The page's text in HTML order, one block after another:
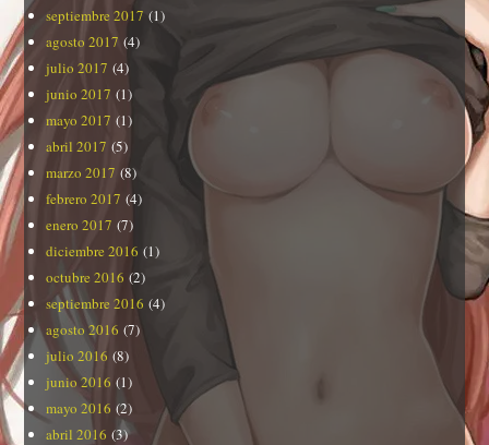
septiembre 2017 (1)
agosto 2017 (4)
julio 2017 (4)
junio 2017 (1)
mayo 2017 (1)
abril 2017 (5)
marzo 2017 (8)
febrero 2017 (4)
enero 2017 (7)
diciembre 2016 (1)
octubre 2016 (2)
septiembre 2016 (4)
agosto 2016 (7)
julio 2016 (8)
junio 2016 (1)
mayo 2016 (2)
abril 2016 (3)